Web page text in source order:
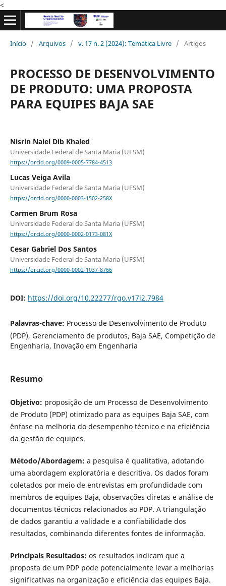
<
Início / Arquivos / v. 17 n. 2 (2024): Temática Livre / Artigos
PROCESSO DE DESENVOLVIMENTO
DE PRODUTO: UMA PROPOSTA
PARA EQUIPES BAJA SAE
Nisrin Naiel Dib Khaled
Universidade Federal de Santa Maria (UFSM)
https://orcid.org/0009-0005-7784-4513
Lucas Veiga Avila
Universidade Federal de Santa Maria (UFSM)
https://orcid.org/0000-0003-1502-258X
Carmen Brum Rosa
Universidade Federal de Santa Maria (UFSM)
https://orcid.org/0000-0002-0173-081X
Cesar Gabriel Dos Santos
Universidade Federal de Santa Maria (UFSM)
https://orcid.org/0000-0002-1037-8766
DOI: https://doi.org/10.22277/rgo.v17i2.7984
Palavras-chave: Processo de Desenvolvimento de Produto
(PDP), Gerenciamento de produtos, Baja SAE, Competição de
Engenharia, Inovação em Engenharia
Resumo
Objetivo: proposição de um Processo de Desenvolvimento
de Produto (PDP) otimizado para as equipes Baja SAE, com
ênfase na melhoria do desempenho técnico e na eficiência
da gestão de equipes.
Método/Abordagem: a pesquisa é qualitativa, adotando
uma abordagem exploratória e descritiva. Os dados foram
coletados por meio de entrevistas em profundidade com
membros de equipes Baja, observações diretas e análise de
documentos técnicos relacionados ao PDP. A triangulação
de dados garantiu a validade e a confiabilidade dos
resultados, combinando diferentes fontes de informação.
Principais Resultados: os resultados indicam que a
proposta de um PDP pode potencialmente levar a melhorias
significativas na organização e eficiência das equipes Baja.